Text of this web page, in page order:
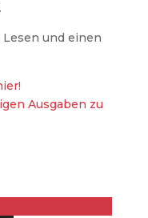
und einen
Ausgaben zu